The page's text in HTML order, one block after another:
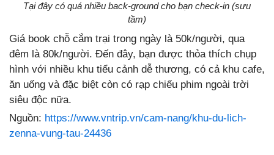
Tại đây có quá nhiều back-ground cho bạn check-in (sưu
tầm)
Giá book chỗ cắm trại trong ngày là 50k/người, qua
đêm là 80k/người. Đến đây, bạn được thỏa thích chụp
hình với nhiều khu tiểu cảnh dễ thương, có cả khu cafe,
ăn uống và đặc biệt còn có rạp chiếu phim ngoài trời
siêu độc nữa.
Nguồn: https://www.vntrip.vn/cam-nang/khu-du-lich-
zenna-vung-tau-24436